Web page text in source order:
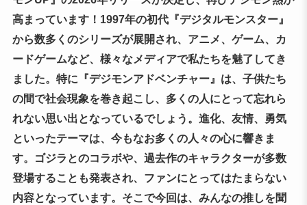
高まっています！1997年の初代『デジタルモンスター』
から数多くのシリーズが展開され、アニメ、ゲーム、カ
ードゲームなど、様々なメディアで私たちを魅了してき
ました。特に『デジモンアドベンチャー』は、子供たち
の間で社会現象を巻き起こし、多くの人にとって忘れら
れない思い出となっているでしょう。進化、友情、勇気
といったテーマは、今もなお多くの人々の心に響きま
す。ゴジラとのコラボや、過去作のキャラクターが多数
登場することも発表され、ファンにとってはたまらない
内容となっています。そこで今回は、みんなの推しを聞